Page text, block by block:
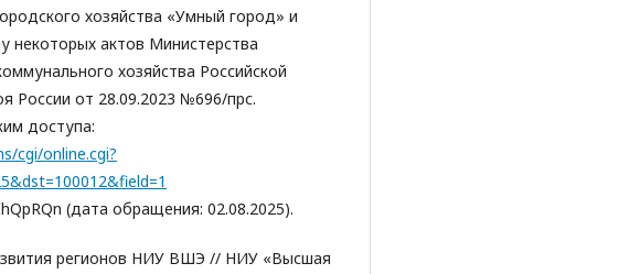
хозяйства «Умный город» и
некоторых актов Министерства
хозяйства Российской
России от 28.09.2023 №696/прс.
доступа:
cgi/online.cgi?
(дата обращения: 02.08.2025).
регионов НИУ ВШЭ // НИУ «Высшая